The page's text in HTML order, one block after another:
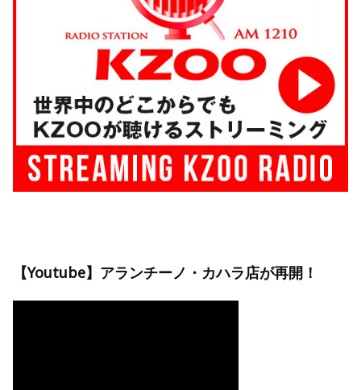
【Youtube】アランチーノ・カハラ店が再開！